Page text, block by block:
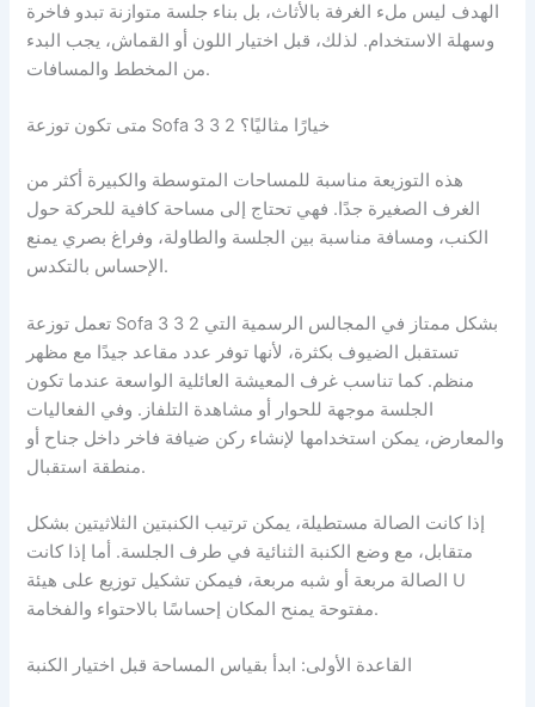
الهدف ليس ملء الغرفة بالأثاث، بل بناء جلسة متوازنة تبدو فاخرة
وسهلة الاستخدام. لذلك، قبل اختيار اللون أو القماش، يجب البدء
من المخطط والمسافات.
متى تكون توزعة Sofa 3 3 2 خيارًا مثاليًا؟
هذه التوزيعة مناسبة للمساحات المتوسطة والكبيرة أكثر من
الغرف الصغيرة جدًا. فهي تحتاج إلى مساحة كافية للحركة حول
الكنب، ومسافة مناسبة بين الجلسة والطاولة، وفراغ بصري يمنع
الإحساس بالتكدس.
تعمل توزعة Sofa 3 3 2 بشكل ممتاز في المجالس الرسمية التي
تستقبل الضيوف بكثرة، لأنها توفر عدد مقاعد جيدًا مع مظهر
منظم. كما تناسب غرف المعيشة العائلية الواسعة عندما تكون
الجلسة موجهة للحوار أو مشاهدة التلفاز. وفي الفعاليات
والمعارض، يمكن استخدامها لإنشاء ركن ضيافة فاخر داخل جناح أو
منطقة استقبال.
إذا كانت الصالة مستطيلة، يمكن ترتيب الكنبتين الثلاثيتين بشكل
متقابل، مع وضع الكنبة الثنائية في طرف الجلسة. أما إذا كانت
الصالة مربعة أو شبه مربعة، فيمكن تشكيل توزيع على هيئة U
مفتوحة يمنح المكان إحساسًا بالاحتواء والفخامة.
القاعدة الأولى: ابدأ بقياس المساحة قبل اختيار الكنبة